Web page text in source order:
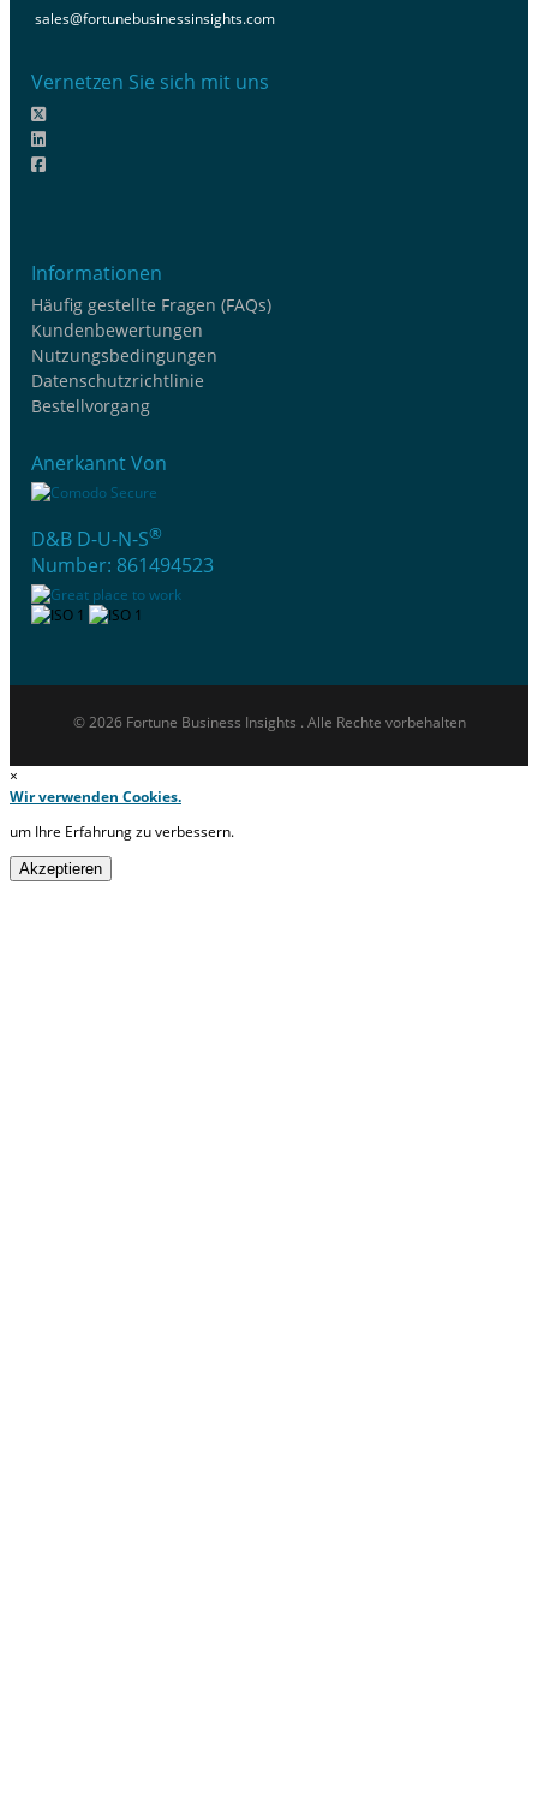
sales@fortunebusinessinsights.com
Vernetzen Sie sich mit uns
Informationen
Häufig gestellte Fragen (FAQs)
Kundenbewertungen
Nutzungsbedingungen
Datenschutzrichtlinie
Bestellvorgang
Anerkannt Von
D&B D-U-N-S®
Number: 861494523
© 2026 Fortune Business Insights . Alle Rechte vorbehalten
×
Wir verwenden Cookies.
um Ihre Erfahrung zu verbessern.
Akzeptieren